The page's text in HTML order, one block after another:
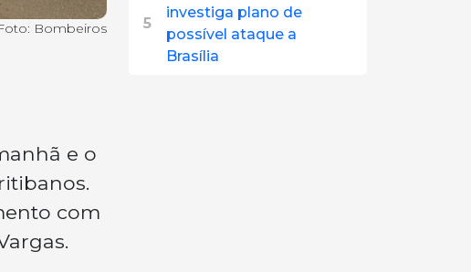
Bombeiros
e o
com
5
investiga plano de
possível ataque a
Brasília